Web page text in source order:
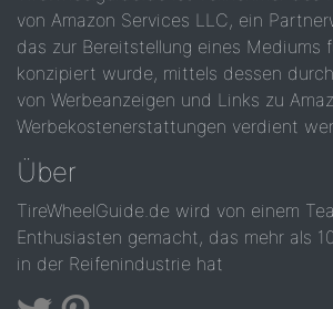
von Amazon Services LLC, ein
das zur Bereitstellung eines Mediums
konzipiert wurde, mittels dessen
von Werbeanzeigen und Links zu
Werbekostenerstattungen verdient
Über
TireWheelGuide.de wird von einem
Enthusiasten gemacht, das mehr als
in der Reifenindustrie hat